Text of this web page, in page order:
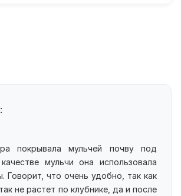
:
покрывала мульчей почву под
мульчи она использовала
Говорит, что очень удобно, так как
не растет по клубнике, да и после